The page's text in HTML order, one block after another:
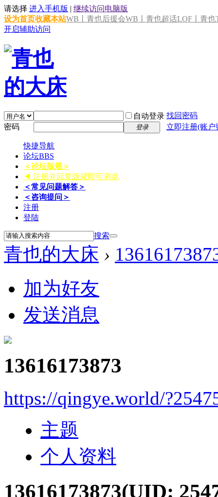
请选择 进入手机版 | 继续访问电脑版
设为首页收藏本站WB丨青也后援会WB丨青也超话LOF丨青也
开启辅助访问
自动登录 找回密码
密码
登录 立即注册(账
快捷导航
论坛BBS
＜论坛版规＞
◀ 注册并回复版规即可浏览
＜常见问题解答＞
＜咨询提问＞
注册
登陆
搜索
青也的大床 ›
加为好友
发送消息
13616173873
https://qingye.world/
主题
个人资料
13616173873(UID: